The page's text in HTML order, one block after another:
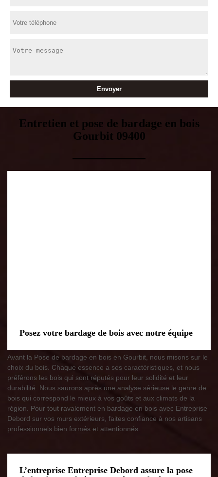
Entretien et pose de bardage en bois
Gourbit 09400
Posez votre bardage de bois avec notre équipe
Avant la Pose de bardage en bois en Gourbit, nous misons sur le
choix du bois. Chaque essence a ses caractéristiques, et nous
préférons les bois qui sont réputés pour leur solidité et leur
durabilité. Nous saurons après une analyse sérieuse le genre de
bois qui correspond le mieux à vos goûts et aux climats de la
région. Pour tout ravalement en bardage en bois avec Entreprise
Debord sur vos murs extérieurs, faites confiance à nos artisans
professionnels bien formés et attentionnés.
L’entreprise Entreprise Debord assure la pose